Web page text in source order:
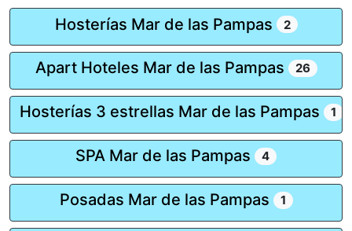
Hosterías Mar de las Pampas 2
Apart Hoteles Mar de las Pampas 26
Hosterías 3 estrellas Mar de las Pampas 1
SPA Mar de las Pampas 4
Posadas Mar de las Pampas 1